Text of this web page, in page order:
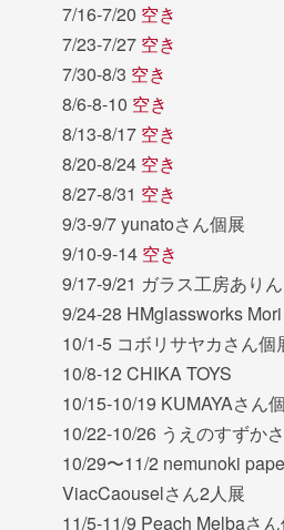
7/16-7/20 空き
7/23-7/27 空き
7/30-8/3 空き
8/6-8-10 空き
8/13-8/17 空き
8/20-8/24 空き
8/27-8/31 空き
9/3-9/7 yunatoさん個展
9/10-9-14 空き
9/17-9/21 ガラス工房あり
9/24-28 HMglassworks
10/1-5 コボリサヤカさん個
10/8-12 CHIKA TOYS
10/15-10/19 KUMAYAさん
10/22-10/26 うえのすずか
10/29〜11/2 nemunoki
ViacCaouselさん2人展
11/5-11/9 Peach Melbaさ